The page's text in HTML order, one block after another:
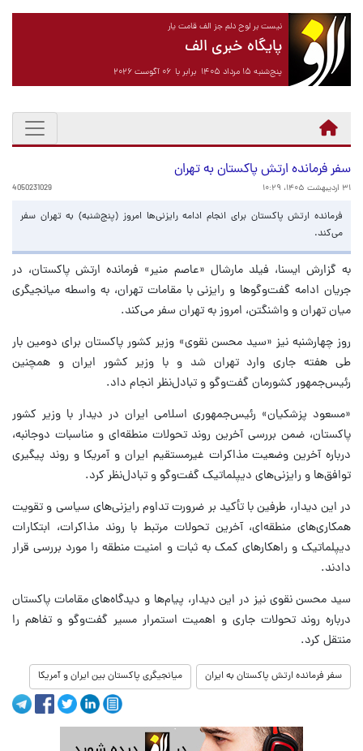
نیست بر لوح دلم جز الف قامت یار
پایگاه خبری الف
پنج‌شنبه ۱۵ مرداد ۱۴۰۵ برابر با ۰۶ آگوست ۲۰۲۶
سفر فرمانده ارتش پاکستان به تهران
۳۱ اردیبهشت ۱۴۰۵، ۱۰:۲۹ 4050231029
فرمانده ارتش پاکستان برای انجام ادامه رایزنی‌ها امروز (پنج‌شنبه) به تهران سفر
می‌کند.
به گزارش ایسنا، فیلد مارشال «عاصم منیر» فرمانده ارتش پاکستان، در
جریان ادامه گفت‌وگوها و رایزنی با مقامات تهران، به واسطه میانجیگری
میان تهران و واشنگتن، امروز به تهران سفر می‌کند.
روز چهارشنبه نیز «سید محسن نقوی» وزیر کشور پاکستان برای دومین بار
طی هفته جاری وارد تهران شد و با وزیر کشور ایران و همچنین
رئیس‌جمهور کشورمان گفت‌وگو و تبادل‌نظر انجام داد.
«مسعود پزشکیان» رئیس‌جمهوری اسلامی ایران در دیدار با وزیر کشور
پاکستان، ضمن بررسی آخرین روند تحولات منطقه‌ای و مناسبات دوجانبه،
درباره آخرین وضعیت مذاکرات غیرمستقیم ایران و آمریکا و روند پیگیری
توافق‌ها و رایزنی‌های دیپلماتیک گفت‌وگو و تبادل‌نظر کرد.
در این دیدار، طرفین با تأکید بر ضرورت تداوم رایزنی‌های سیاسی و تقویت
همکاری‌های منطقه‌ای، آخرین تحولات مرتبط با روند مذاکرات، ابتکارات
دیپلماتیک و راهکارهای کمک به ثبات و امنیت منطقه را مورد بررسی قرار
دادند.
سید محسن نقوی نیز در این دیدار، پیام‌ها و دیدگاه‌های مقامات پاکستان
درباره روند تحولات جاری و اهمیت استمرار مسیر گفت‌وگو و تفاهم را
منتقل کرد.
سفر فرمانده ارتش پاکستان به ایران میانجیگری پاکستان بین ایران و آمریکا